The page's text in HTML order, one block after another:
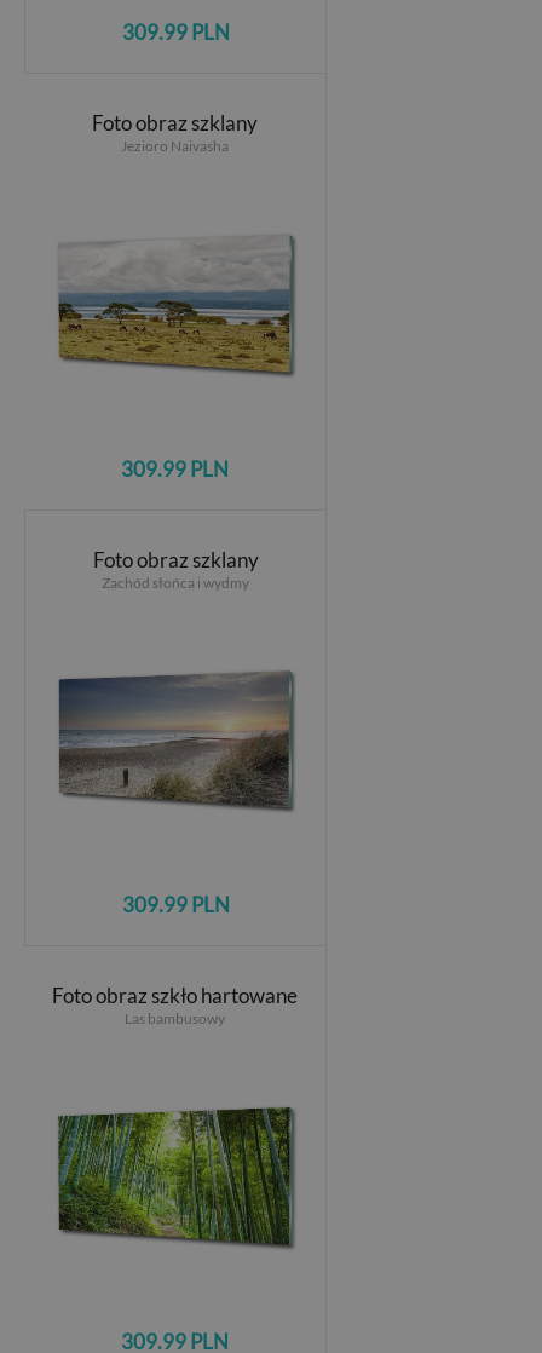
309.99 PLN
Foto obraz szklany
Jezioro Naivasha
309.99 PLN
Foto obraz szklany
Zachód słońca i wydmy
309.99 PLN
Foto obraz szkło hartowane
Las bambusowy
309.99 PLN